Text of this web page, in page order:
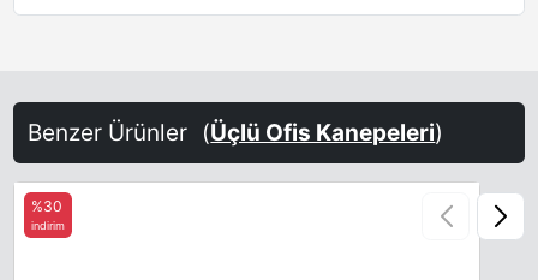
Benzer Ürünler (Üçlü Ofis Kanepeleri)
%30
indirim